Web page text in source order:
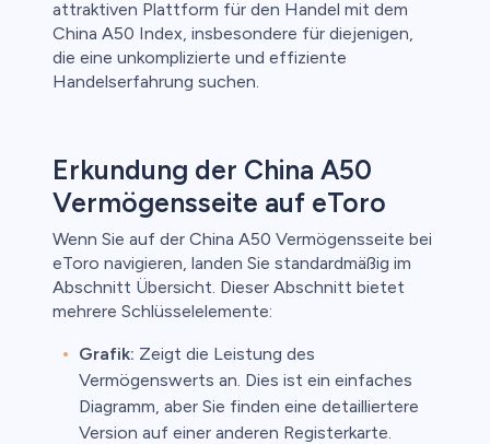
attraktiven Plattform für den Handel mit dem
China A50 Index, insbesondere für diejenigen,
die eine unkomplizierte und effiziente
Handelserfahrung suchen.
Erkundung der China A50
Vermögensseite auf eToro
Wenn Sie auf der China A50 Vermögensseite bei
eToro navigieren, landen Sie standardmäßig im
Abschnitt Übersicht. Dieser Abschnitt bietet
mehrere Schlüsselelemente:
Grafik: Zeigt die Leistung des
Vermögenswerts an. Dies ist ein einfaches
Diagramm, aber Sie finden eine detailliertere
Version auf einer anderen Registerkarte.